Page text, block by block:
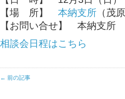
【場 所】 本納支所 （茂
【お問い合せ】 本納支所
相談会日程はこちら
← 前の記事